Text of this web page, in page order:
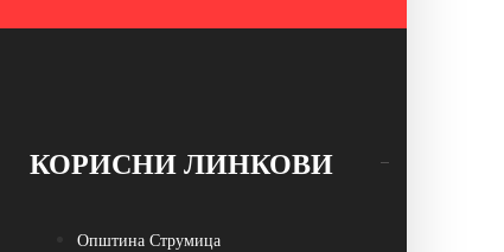
КОРИСНИ ЛИНКОВИ
Општина Струмица